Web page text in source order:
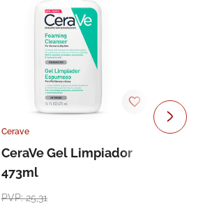
Cerave
CeraVe Gel Limpiador
473ml
PVP:25,31